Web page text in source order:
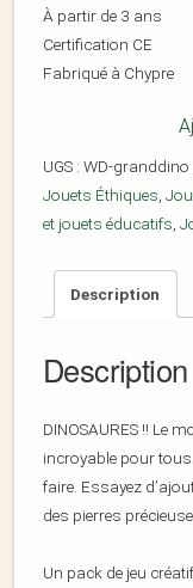
À partir de 3 ans
Certification CE
Fabriqué à Chypre
UGS : WD-granddino
Jouets Éthiques,
et jouets éducatifs,
Description
Description
DINOSAURES !! Le
incroyable pour
faire. Essayez
des pierres
Un pack de jeu